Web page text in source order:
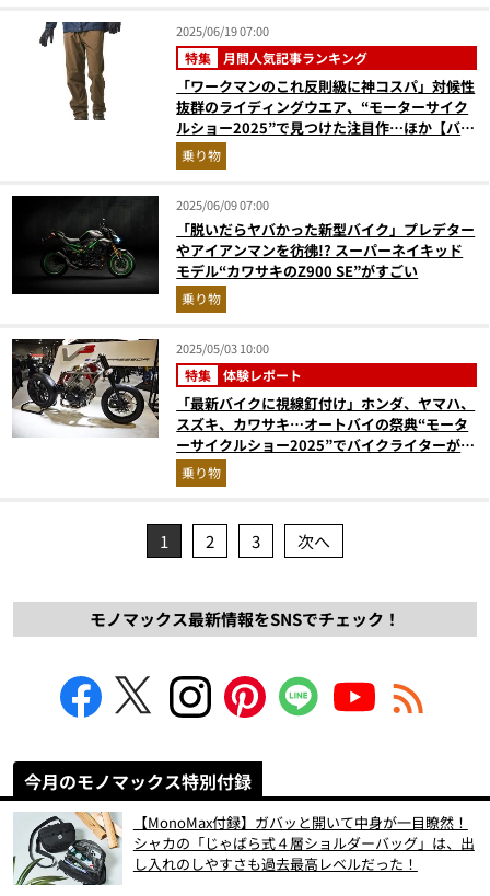
2025/06/19 07:00
特集 月間人気記事ランキング
「ワークマンのこれ反則級に神コスパ」対候性
抜群のライディングウエア、“モーターサイク
ルショー2025”で見つけた注目作…ほか【バイ
クの人気記事ランキングベスト3】（2025年5
月版）
乗り物
2025/06/09 07:00
「脱いだらヤバかった新型バイク」プレデター
やアイアンマンを彷彿!? スーパーネイキッド
モデル“カワサキのZ900 SE”がすごい
乗り物
2025/05/03 10:00
特集 体験レポート
「最新バイクに視線釘付け」ホンダ、ヤマハ、
スズキ、カワサキ…オートバイの祭典“モータ
ーサイクルショー2025”でバイクライターが注
目したモデルとは？
乗り物
1 2 3 次へ
モノマックス最新情報をSNSでチェック！
今月のモノマックス特別付録
【MonoMax付録】ガバッと開いて中身が一目瞭然！
シャカの「じゃばら式４層ショルダーバッグ」は、出
し入れのしやすさも過去最高レベルだった！